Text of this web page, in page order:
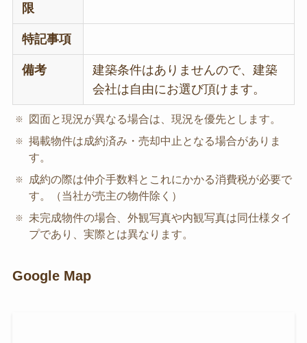
限
特記事項
備考
建築条件はありませんので、建築
会社は自由にお選び頂けます。
図面と現況が異なる場合は、現況を優先とします。
掲載物件は成約済み・売却中止となる場合がありま
す。
成約の際は仲介手数料とこれにかかる消費税が必要で
す。（当社が売主の物件除く）
未完成物件の場合、外観写真や内観写真は同仕様タイ
プであり、実際とは異なります。
Google Map